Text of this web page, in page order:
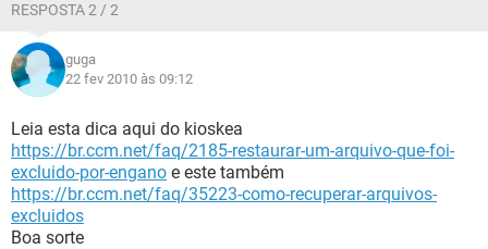
RESPOSTA 2 / 2
guga
22 fev 2010 às 09:12
Leia esta dica aqui do kioskea
https://br.ccm.net/faq/2185-restaurar-um-arquivo-que-foi-
excluido-por-engano e este também
https://br.ccm.net/faq/35223-como-recuperar-arquivos-
excluidos
Boa sorte